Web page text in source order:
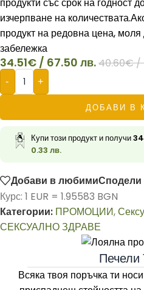
изчерпване на
продукт на редовна цена,
забележка
34.51€ / 67.50 лв.40.60€/
- +
ДОБАВИ В
Купи този продукт и получи34
0.33 лв.
Добави в любимиСподели
Курс: 1 EUR = 1.95583 BGN
Категории: ПРОМОЦИИ,
СЕКСУАЛНО ЗДРАВЕ
Печели
Всяка твоя поръчка ти